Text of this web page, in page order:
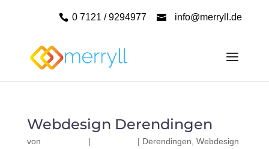
0 7121 / 9294977 info@merryll.de
Webdesign Derendingen
von | | Derendingen Webdesign